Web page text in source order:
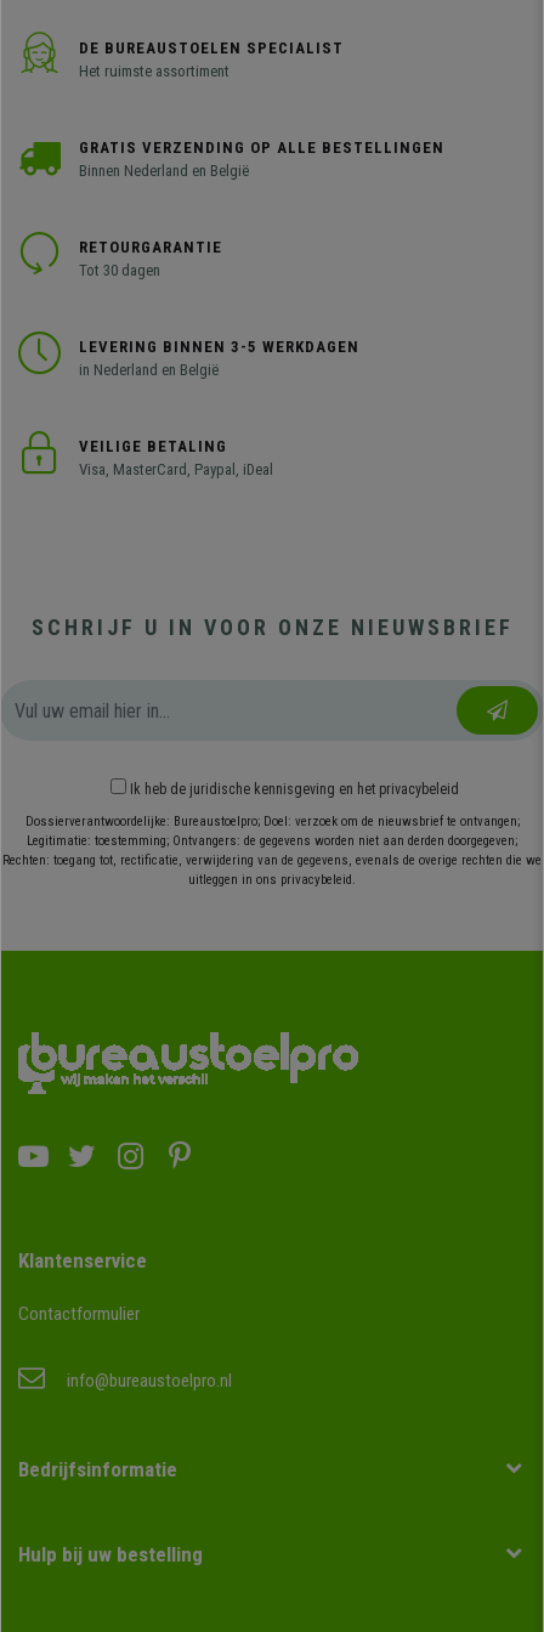
DE BUREAUSTOELEN SPECIALIST
Het ruimste assortiment
GRATIS VERZENDING OP ALLE BESTELLINGEN
Binnen Nederland en België
RETOURGARANTIE
Tot 30 dagen
LEVERING BINNEN 3-5 WERKDAGEN
in Nederland en België
VEILIGE BETALING
Visa, MasterCard, Paypal, iDeal
SCHRIJF U IN VOOR ONZE NIEUWSBRIEF
Ik heb de juridische kennisgeving en het privacybeleid
Dossierverantwoordelijke: Bureaustoelpro; Doel: verzoek om de nieuwsbrief te ontvangen;
Legitimatie: toestemming; Ontvangers: de gegevens worden niet aan derden doorgegeven;
Rechten: toegang tot, rectificatie, verwijdering van de gegevens, evenals de overige rechten die we
uitleggen in ons privacybeleid.
Klantenservice
Contactformulier
info@bureaustoelpro.nl
Bedrijfsinformatie
Hulp bij uw bestelling